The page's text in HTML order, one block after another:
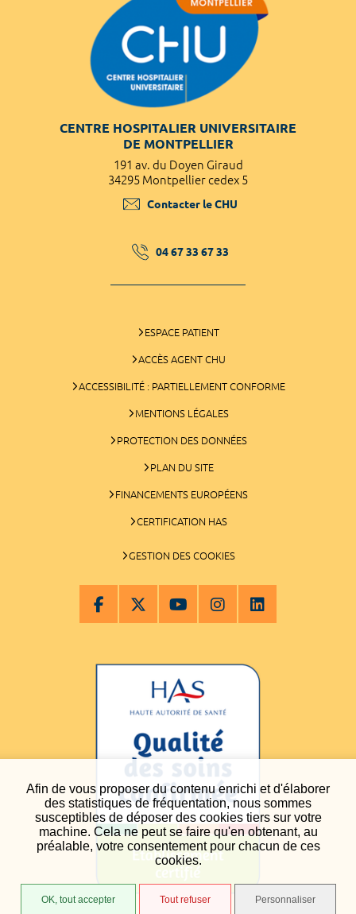
Afin de vous proposer du contenu enrichi et d'élaborer
des statistiques de fréquentation, nous sommes
susceptibles de déposer des cookies tiers sur votre
machine. Cela ne peut se faire qu'en obtenant, au
préalable, votre consentement pour chacun de ces
cookies.
OK, tout accepter Tout refuser Personnaliser
CENTRE HOSPITALIER UNIVERSITAIRE
DE MONTPELLIER
191 av. du Doyen Giraud
34295 Montpellier cedex 5
Contacter le CHU
04 67 33 67 33
ESPACE PATIENT
ACCÈS AGENT CHU
ACCESSIBILITÉ : PARTIELLEMENT CONFORME
MENTIONS LÉGALES
PROTECTION DES DONNÉES
PLAN DU SITE
FINANCEMENTS EUROPÉENS
CERTIFICATION HAS
GESTION DES COOKIES